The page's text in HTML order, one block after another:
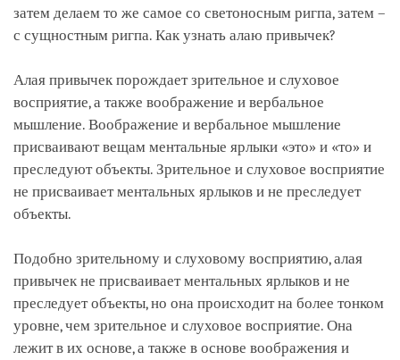
затем делаем то же самое со светоносным ригпа, затем –
с сущностным ригпа. Как узнать алаю привычек?
Алая привычек порождает зрительное и слуховое
восприятие, а также воображение и вербальное
мышление. Воображение и вербальное мышление
присваивают вещам ментальные ярлыки «это» и «то» и
преследуют объекты. Зрительное и слуховое восприятие
не присваивает ментальных ярлыков и не преследует
объекты.
Подобно зрительному и слуховому восприятию, алая
привычек не присваивает ментальных ярлыков и не
преследует объекты, но она происходит на более тонком
уровне, чем зрительное и слуховое восприятие. Она
лежит в их основе, а также в основе воображения и